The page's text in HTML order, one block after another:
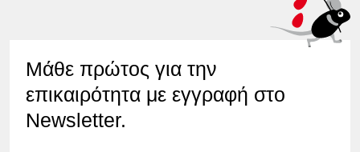
Μάθε πρώτος για την
επικαιρότητα με εγγραφή στο
Newsletter.